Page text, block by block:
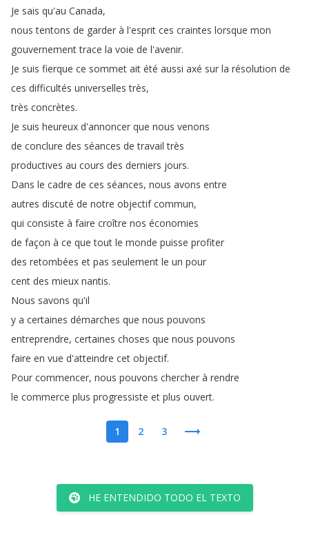
Je sais qu'au Canada,
nous tentons de garder à l'esprit ces craintes lorsque mon
gouvernement trace la voie de l'avenir.
Je suis fierque ce sommet ait été aussi axé sur la résolution de
ces difficultés universelles très,
très concrètes.
Je suis heureux d'annoncer que nous venons
de conclure des séances de travail très
productives au cours des derniers jours.
Dans le cadre de ces séances, nous avons entre
autres discuté de notre objectif commun,
qui consiste à faire croître nos économies
de façon à ce que tout le monde puisse profiter
des retombées et pas seulement le un pour
cent des mieux nantis.
Nous savons qu'il
y a certaines démarches que nous pouvons
entreprendre, certaines choses que nous pouvons
faire en vue d'atteindre cet objectif.
Pour commencer, nous pouvons chercher à rendre
le commerce plus progressiste et plus ouvert.
1 2 3
HE ENTENDIDO TODO EL TEXTO